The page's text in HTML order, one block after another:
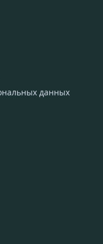
данных